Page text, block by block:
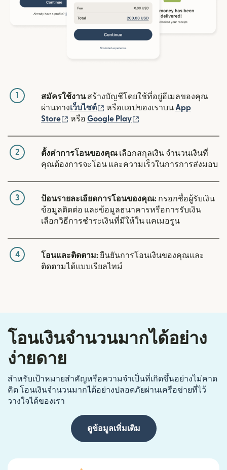
1 สมัครใช้งานสร้างบัญชีโดยใช้ที่อยู่อีเมลของคุณ
ผ่านทางเว็บไซต์ (เปิดในหน้าต่างใหม่)
หรือแอปของเราบน App
Store
(เปิดในหน้าต่างใหม่)
หรือ Google Play
2 ตั้งค่าการโอนของคุณ เลือกสกุลเงิน จำนวนเงินที่
คุณต้องการจะโอน และความเร็วในการการส่งมอบ
3 ป้อนรายละเอียดการโอนของคุณ: กรอกชื่อผู้รับเงิน
ข้อมูลติดต่อ และข้อมูลธนาคารหรือการรับเงิน
เลือกวิธีการชำระเงินที่มีให้ใน แคเมอรูน
4 โอนและติดตาม:ยืนยันการโอนเงินของคุณและ
ติดตามได้แบบเรียลไทม์
โอนเงินจำนวนมากได้อย่าง
ง่ายดาย
สำหรับเป้าหมายสำคัญหรือความจำเป็นที่เกิดขึ้นอย่างไม่คาด
คิด โอนเงินจำนวนมากได้อย่างปลอดภัยผ่านเครือข่ายที่ไว้
วางใจได้ของเรา
ดูข้อมูลเพิ่มเติม